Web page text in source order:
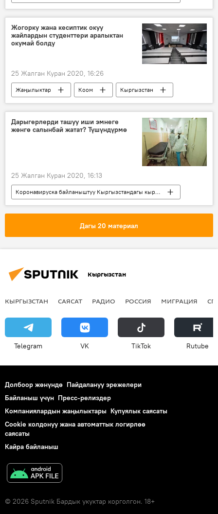
Жаңылыктар
Коом
Кыргызстан
Жалал-Абад облусу
коронавирус
дарыгер
ыктыярчылар
Жогорку жана кесиптик окуу
жайлардын студенттери аралыктан
окумай болду
25 Жалган Куран 2020, 16:26
Жаңылыктар Коом
Кыргызстан
Коронавируска байланыштуу Кыргызстандагы кырдаал
Кыргызстандагы коронавирус жуктуруп алгандар
Билим берүү жана илим министрлиги
Дарыгерлерди ташуу иши эмнеге
жөнгө салынбай жатат? Түшүндүрмө
25 Жалган Куран 2020, 16:13
Коронавируска байланыштуу Кыргызстандагы кырдаал
Жаңылыктар
Коом
Кыргызстан
транспорт
Дагы 20 материал
Кыргызстан
КЫРГЫЗСТАН САЯСАТ РАДИО РОССИЯ МИГРАЦИЯ
Telegram VK ТikТоk Rutube
Долбоор жөнүндө Пайдалануу эрежелери
Байланыш үчүн Пресс-релиздер
Компаниялардын жаңылыктары Купуялык саясаты
Cookie колдонуу жана автоматтык логирлөө
саясаты
Кайра байланыш
© 2026 Sputnik Бардык укуктар корголгон. 18+